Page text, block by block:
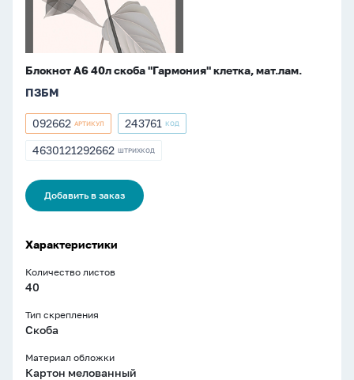
Блокнот А6 40л скоба "Гармония" клетка, мат.лам.
ПЗБМ
Артикул
092662
092662 АРТИКУЛ
Артикул
243761
243761 КОД
ШТРИХКОД
4630121292662 ШТРИХКОД
Добавить в заказ
Характеристики
Количество листов
40
Тип скрепления
Скоба
Материал обложки
Картон мелованный